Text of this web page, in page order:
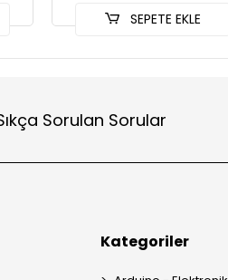
SEPETE EKLE
Sorulan Sorular
Kategoriler